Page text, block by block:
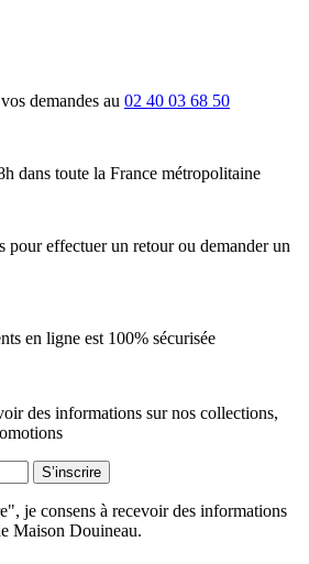
demandes au 02 40 03 68 50
dans toute la France métropolitaine
pour effectuer un retour ou demander un
en ligne est 100% sécurisée
des informations sur nos collections,
je consens à recevoir des informations
Maison Douineau.